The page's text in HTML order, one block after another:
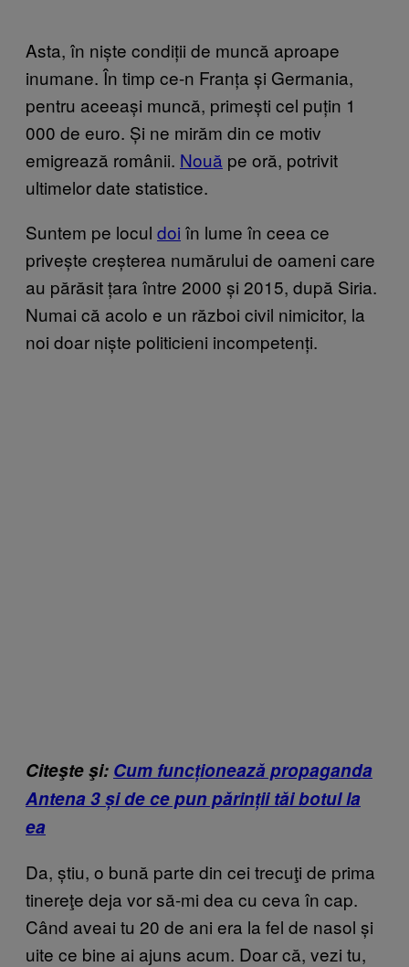
Asta, în niște condiții de muncă aproape
inumane. În timp ce-n Franța și Germania,
pentru aceeași muncă, primești cel puțin 1
000 de euro. Și ne mirăm din ce motiv
emigrează românii. Nouă pe oră, potrivit
ultimelor date statistice.
Suntem pe locul doi în lume în ceea ce
privește creșterea numărului de oameni care
au părăsit țara între 2000 și 2015, după Siria.
Numai că acolo e un război civil nimicitor, la
noi doar niște politicieni incompetenți.
Citeşte şi: Cum funcționează propaganda
Antena 3 și de ce pun părinții tăi botul la
ea
Da, știu, o bună parte din cei trecuţi de prima
tinereţe deja vor să-mi dea cu ceva în cap.
Când aveai tu 20 de ani era la fel de nasol și
uite ce bine ai ajuns acum. Doar că, vezi tu,